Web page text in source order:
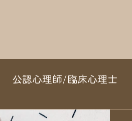
公認心理師/臨床心理士